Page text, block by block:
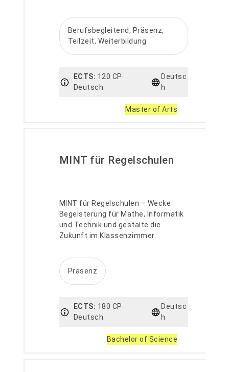
Berufsbegleitend, Präsenz,
Teilzeit, Weiterbildung
ECTS: 120 CP
Deutsch
Deutsc
h
Master of Arts
MINT für Regelschulen
MINT für Regelschulen – Wecke
Begeisterung für Mathe, Informatik
und Technik und gestalte die
Zukunft im Klassenzimmer.
Präsenz
ECTS: 180 CP
Deutsch
Deutsc
h
Bachelor of Science